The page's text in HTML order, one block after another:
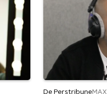
De PerstribuneMAX